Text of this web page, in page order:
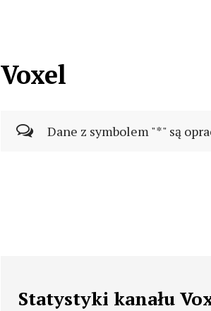
Voxel
Dane z symbolem "*" są
Statystyki kanału